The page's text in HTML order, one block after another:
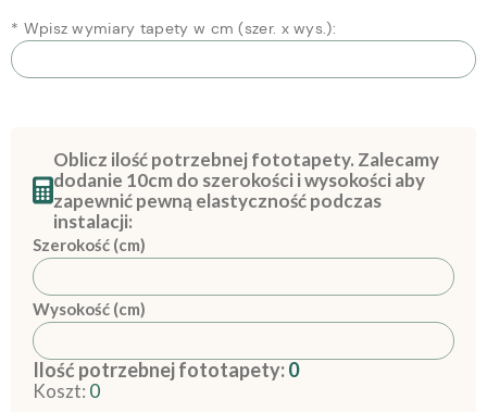
* Wpisz wymiary tapety w cm (szer. x wys.):
Oblicz ilość potrzebnej fototapety. Zalecamy
dodanie 10cm do szerokości i wysokości aby
zapewnić pewną elastyczność podczas
instalacji:
Szerokość (cm)
Wysokość (cm)
Ilość potrzebnej fototapety:0
Koszt: 0